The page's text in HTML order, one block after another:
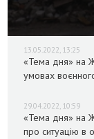
13.05.2022, 13:25
«Тема дня» на
умовах
29.04.2022, 10:59
«Тема дня» на
про ситуацію в